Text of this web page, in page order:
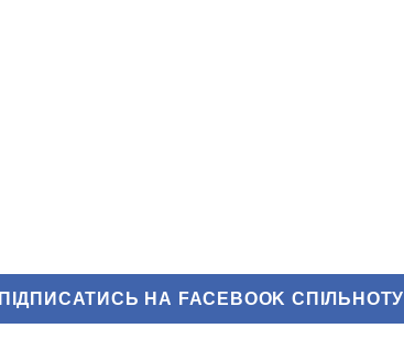
ПІДПИСАТИСЬ НА FACEBOOK СПІЛЬНОТУ